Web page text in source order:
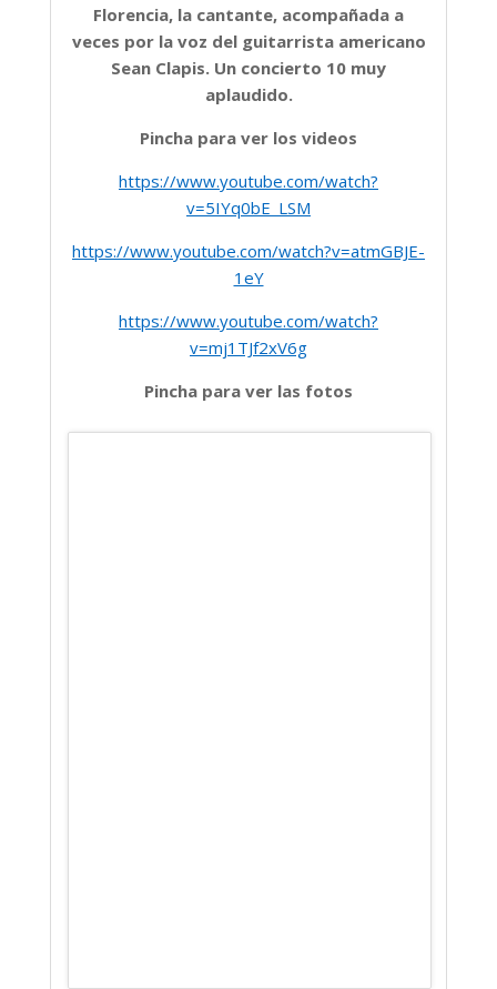
Florencia, la cantante, acompañada a
veces por la voz del guitarrista americano
Sean Clapis. Un concierto 10 muy
aplaudido.
Pincha para ver los videos
https://www.youtube.com/watch?
v=5IYq0bE_LSM
https://www.youtube.com/watch?v=atmGBJE-
1eY
https://www.youtube.com/watch?
v=mj1TJf2xV6g
Pincha para ver las fotos